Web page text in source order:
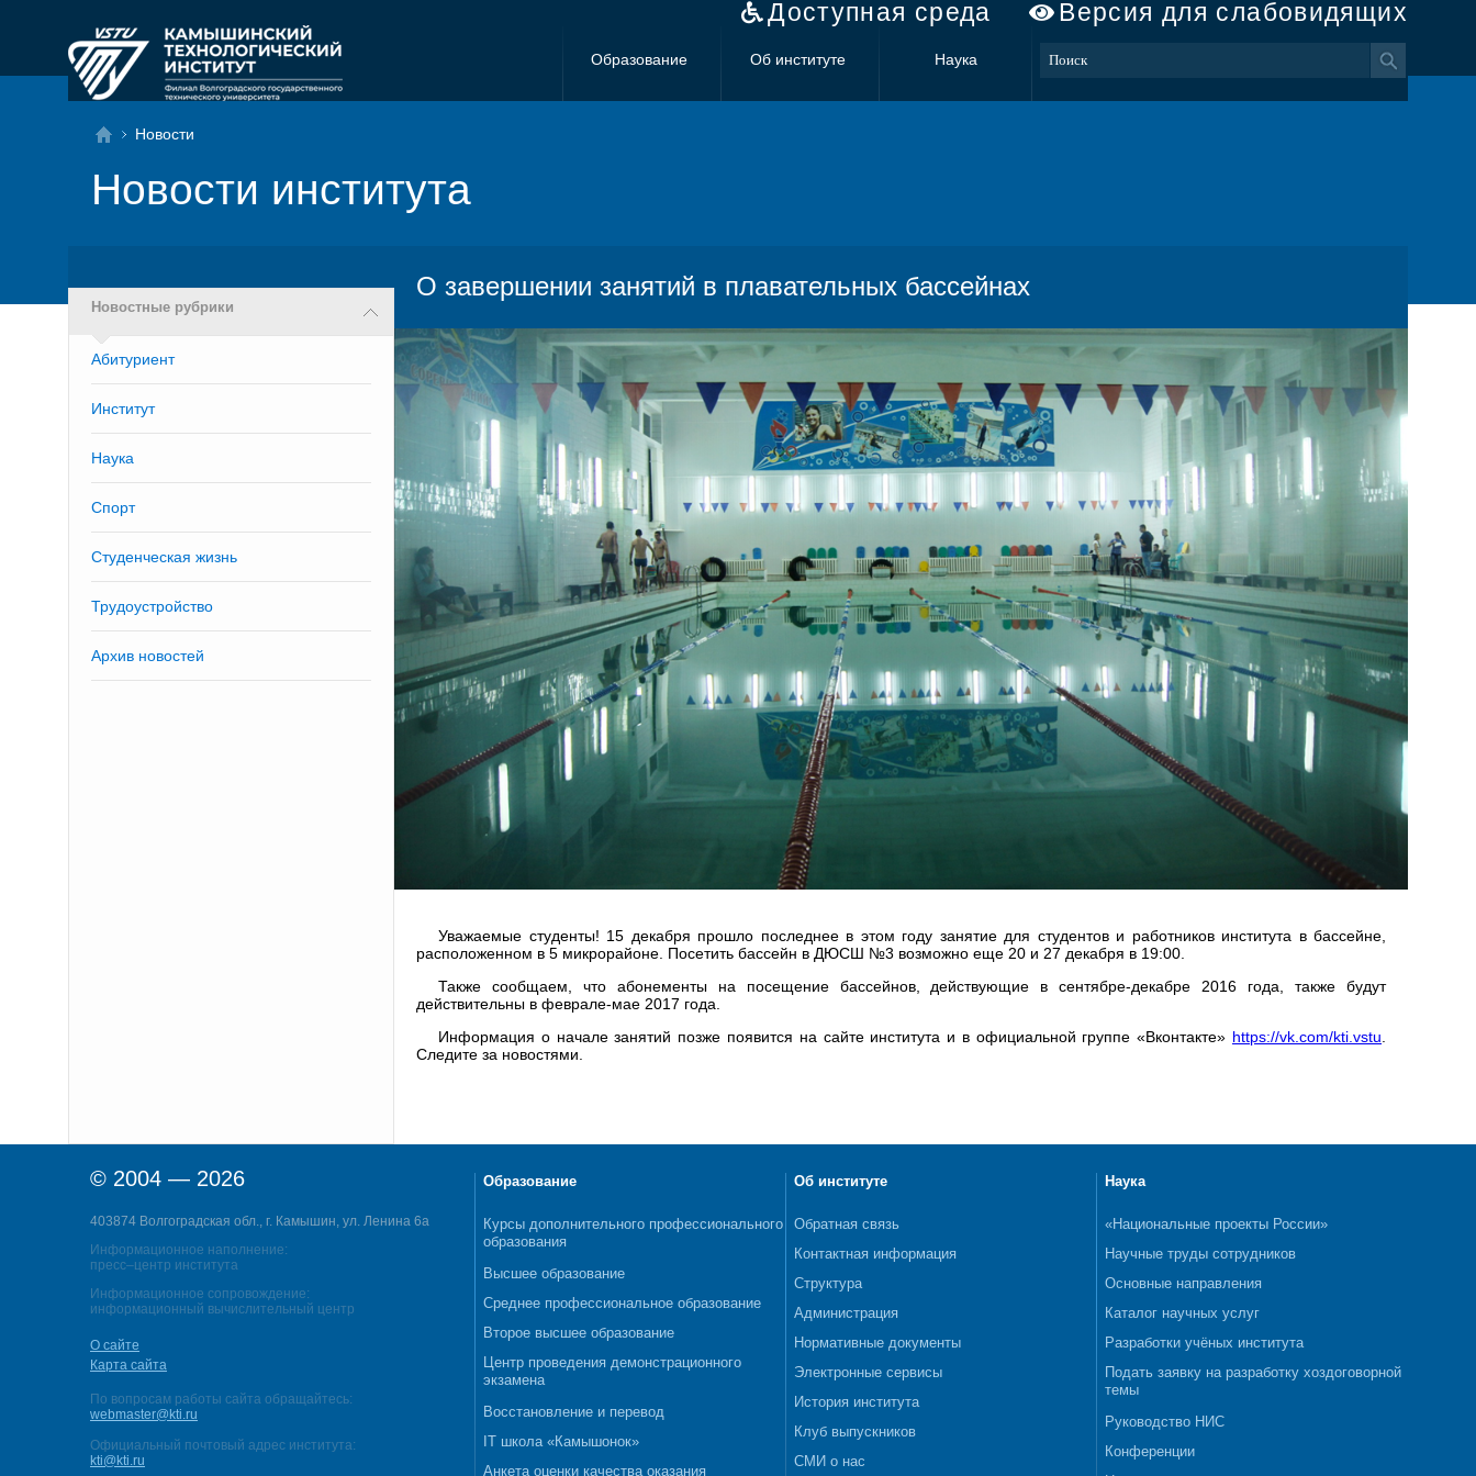
Доступная среда Версия для слабовидящих
Образование Об институте Наука
Новости
Новости института
Новостные рубрики
Абитуриент
Институт
Наука
Спорт
Студенческая жизнь
Трудоустройство
Архив новостей
О завершении занятий в плавательных бассейнах
Уважаемые студенты! 15 декабря прошло последнее в этом году занятие для студентов и работников института в бассейне,
расположенном в 5 микрорайоне. Посетить бассейн в ДЮСШ №3 возможно еще 20 и 27 декабря в 19:00.
Также сообщаем, что абонементы на посещение бассейнов, действующие в сентябре-декабре 2016 года, также будут
действительны в феврале-мае 2017 года.
Информация о начале занятий позже появится на сайте института и в официальной группе «Вконтакте» https://vk.com/kti.vstu
Следите за новостями.
© 2004 — 2026
403874 Волгоградская обл., г. Камышин, ул. Ленина 6а
Информационное наполнение:
пресс–центр института
Информационное сопровождение:
информационный вычислительный центр
О сайте
Карта сайта
По вопросам работы сайта обращайтесь:
webmaster@kti.ru
Официальный почтовый адрес института:
kti@kti.ru
Образование
Курсы дополнительного профессионального
образования
Высшее образование
Среднее профессиональное образование
Второе высшее образование
Центр проведения демонстрационного
экзамена
Восстановление и перевод
IT школа «Камышонок»
Анкета оценки качества оказания
Об институте
Обратная связь
Контактная информация
Структура
Администрация
Нормативные документы
Электронные сервисы
История института
Клуб выпускников
СМИ о нас
Наука
«Национальные проекты России»
Научные труды сотрудников
Основные направления
Каталог научных услуг
Разработки учёных института
Подать заявку на разработку хоздоговорной
темы
Руководство НИС
Конференции